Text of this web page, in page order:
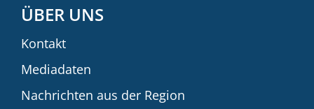
ÜBER UNS
Kontakt
Mediadaten
Nachrichten aus der Region